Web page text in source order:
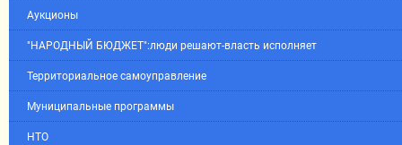
Аукционы
"НАРОДНЫЙ БЮДЖЕТ":люди решают-власть исполняет
Территориальное самоуправление
Муниципальные программы
НТО